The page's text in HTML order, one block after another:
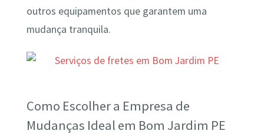
outros equipamentos que garantem uma
mudança tranquila.
Como Escolher a Empresa de
Mudanças Ideal em Bom Jardim PE